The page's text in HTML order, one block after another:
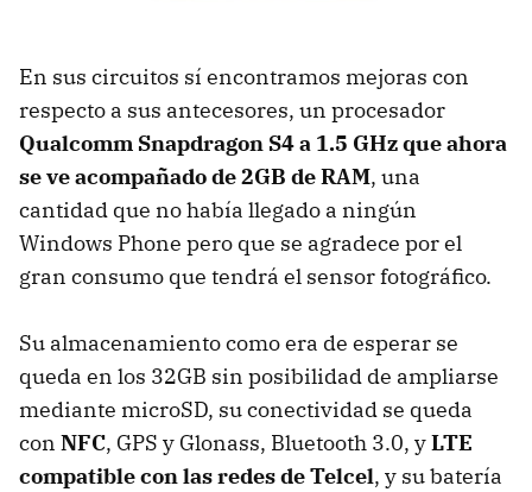
En sus circuitos sí encontramos mejoras con
respecto a sus antecesores, un procesador
Qualcomm Snapdragon S4 a 1.5 GHz que ahora
se ve acompañado de 2GB de RAM, una
cantidad que no había llegado a ningún
Windows Phone pero que se agradece por el
gran consumo que tendrá el sensor fotográfico.
Su almacenamiento como era de esperar se
queda en los 32GB sin posibilidad de ampliarse
mediante microSD, su conectividad se queda
con NFC, GPS y Glonass, Bluetooth 3.0, yLTE
compatible con las redes de Telcel, y su batería